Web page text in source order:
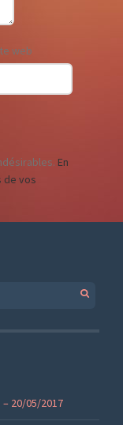
web
En
de vos
20/05/2017